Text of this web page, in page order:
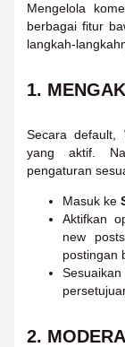
Mengelola
berbagai fitur
langkah-
1.
Secara default,
yang aktif.
pengaturan
Masuk ke
Aktifkan
new
postingan
2.